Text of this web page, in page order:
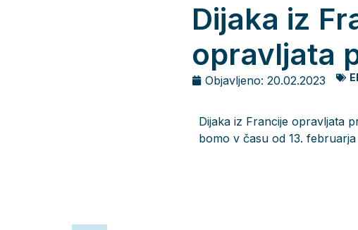
Dijaka iz
opravljata
Objavljeno: 20.02.2023
Dijaka iz Francije opravljata
bomo v času od 13.